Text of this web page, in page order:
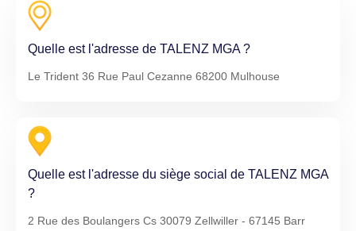
Quelle est l'adresse de TALENZ MGA ?
Le Trident 36 Rue Paul Cezanne 68200 Mulhouse
Quelle est l'adresse du siège social de TALENZ MGA
?
2 Rue des Boulangers Cs 30079 Zellwiller - 67145 Barr